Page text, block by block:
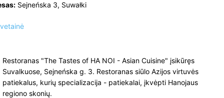
Sejneńska 3, Suwałki
Restoranas "The Tastes of HA NOI - Asian Cuisine" įsikūręs
Suvalkuose, Sejneńska g. 3. Restoranas siūlo Azijos virtuvės
patiekalus, kurių specializacija - patiekalai, įkvėpti Hanojaus
regiono skonių.